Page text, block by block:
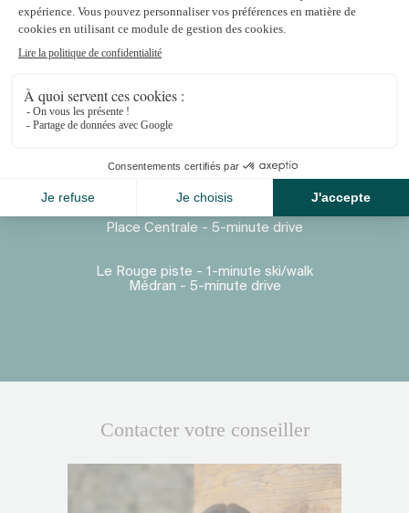
Proximité
Place Centrale - 5-minute drive
Le Rouge piste - 1-minute ski/walk
Médran - 5-minute drive
Contacter votre conseiller